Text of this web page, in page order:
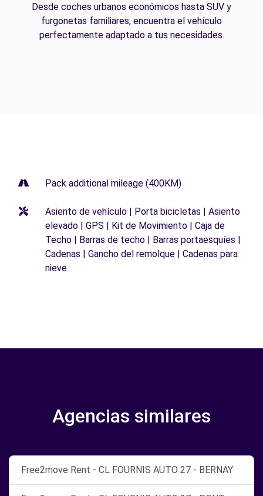
Desde coches urbanos económicos hasta SUV y
furgonetas familiares, encuentra el vehículo
perfectamente adaptado a tus necesidades.
Pack additional mileage (400KM)
Asiento de vehículo | Porta bicicletas | Asiento
elevado | GPS | Kit de Movimiento | Caja de
Techo | Barras de techo | Barras portaesquíes |
Cadenas | Gancho del remolque | Cadenas para
nieve
Agencias similares
Free2move Rent - CL FOURNIS AUTO 27 - BERNAY